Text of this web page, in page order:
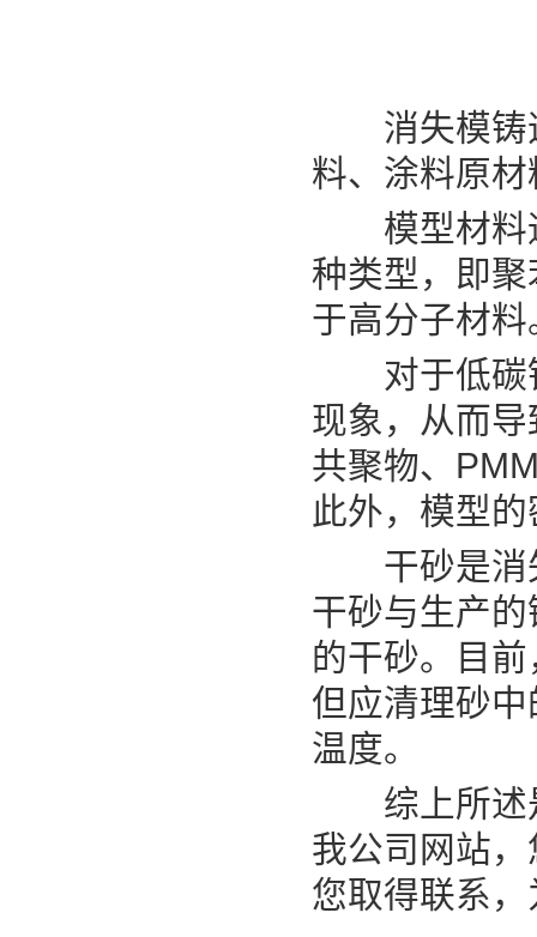
消失模铸造
料、涂料原
模型材料通
种类型，即
于高分子材料
对于低碳钢
现象，从而
共聚物、
此外，模型
干砂是消失
干砂与生产
的干砂。目
但应清理砂
温度。
综上所述是
我公司网站
您取得联系